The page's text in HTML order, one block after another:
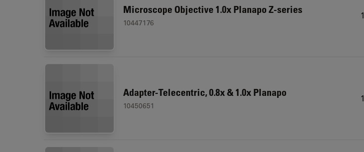
Microscope Objective 1.0x Planapo Z-series
10447176
1
Adapter-Telecentric, 0.8x & 1.0x Planapo
10450651
1